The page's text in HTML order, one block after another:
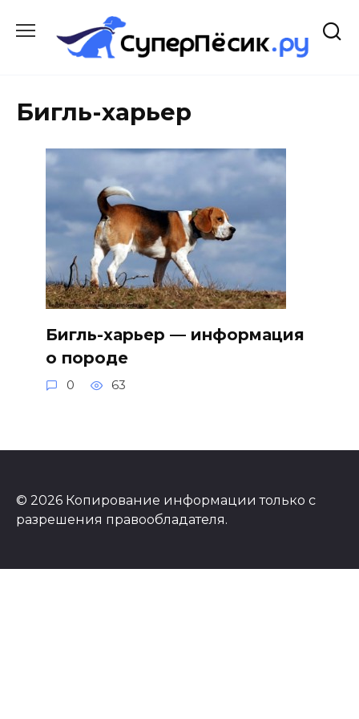
содержанию
Бигль-харьер
Бигль-харьер — информация
о породе
0 63
© 2026 Копирование информации только с
разрешения правообладателя.